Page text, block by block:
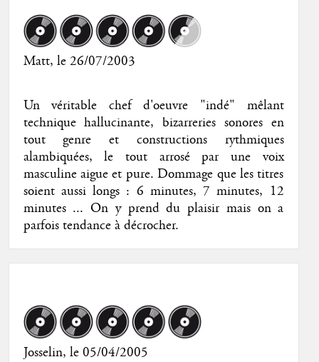
Matt, le 26/07/2003
Un véritable chef d'oeuvre "indé" mêlant
technique hallucinante, bizarreries sonores en
tout genre et constructions rythmiques
alambiquées, le tout arrosé par une voix
masculine aigue et pure. Dommage que les titres
soient aussi longs : 6 minutes, 7 minutes, 12
minutes ... On y prend du plaisir mais on a
parfois tendance à décrocher.
Josselin, le 05/04/2005